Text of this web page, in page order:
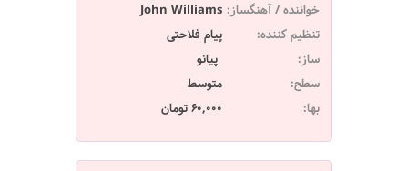
خواننده / آهنگساز: John Williams
تنظیم کننده:
پیام فلاحتی
ساز:
پیانو
سطح:
متوسط
بها:
60,000 تومان